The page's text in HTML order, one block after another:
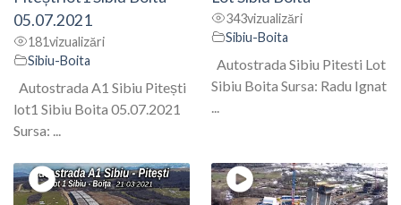
05.07.2021
181vizualizări
Sibiu-Boita
Autostrada A1 Sibiu Pitești
lot1 Sibiu Boita 05.07.2021
Sursa: ...
343vizualizări
Sibiu-Boita
Autostrada Sibiu Pitesti Lot
Sibiu Boita Sursa: Radu Ignat
...